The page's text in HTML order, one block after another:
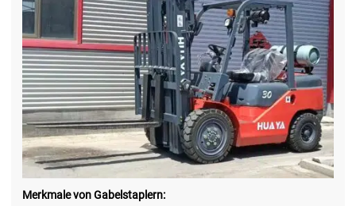
Merkmale von Gabelstaplern: